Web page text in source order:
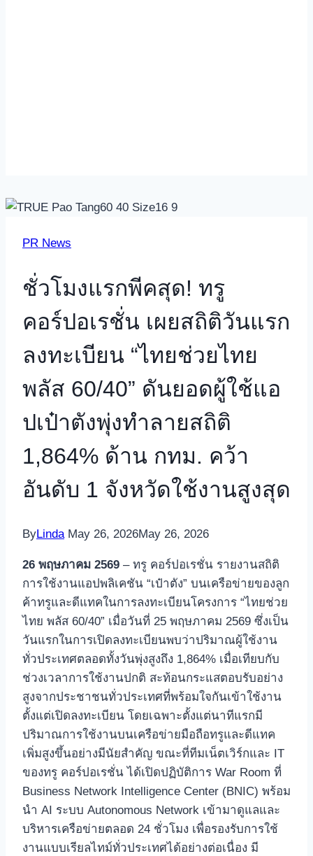
PR News
ชั่วโมงแรกพีคสุด! ทรู
คอร์ปอเรชั่น เผยสถิติวันแรก
ลงทะเบียน “ไทยช่วยไทย
พลัส 60/40” ดันยอดผู้ใช้แอ
ปเป๋าตังพุ่งทำลายสถิติ
1,864% ด้าน กทม. คว้า
อันดับ 1 จังหวัดใช้งานสูงสุด
ByLinda May 26, 2026May 26, 2026
26 พฤษภาคม 2569 – ทรู คอร์ปอเรชั่น รายงานสถิติ
การใช้งานแอปพลิเคชัน “เป๋าตัง” บนเครือข่ายของลูก
ค้าทรูและดีแทคในการลงทะเบียนโครงการ “ไทยช่วย
ไทย พลัส 60/40” เมื่อวันที่ 25 พฤษภาคม 2569 ซึ่งเป็น
วันแรกในการเปิดลงทะเบียนพบว่าปริมาณผู้ใช้งาน
ทั่วประเทศตลอดทั้งวันพุ่งสูงถึง 1,864% เมื่อเทียบกับ
ช่วงเวลาการใช้งานปกติ สะท้อนกระแสตอบรับอย่าง
สูงจากประชาชนทั่วประเทศที่พร้อมใจกันเข้าใช้งาน
ตั้งแต่เปิดลงทะเบียน โดยเฉพาะตั้งแต่นาทีแรกมี
ปริมาณการใช้งานบนเครือข่ายมือถือทรูและดีแทค
เพิ่มสูงขึ้นอย่างมีนัยสำคัญ ขณะที่ทีมเน็ตเวิร์กและ IT
ของทรู คอร์ปอเรชั่น ได้เปิดปฏิบัติการ War Room ที่
Business Network Intelligence Center (BNIC) พร้อม
นำ AI ระบบ Autonomous Network เข้ามาดูแลและ
บริหารเครือข่ายตลอด 24 ชั่วโมง เพื่อรองรับการใช้
งานแบบเรียลไทม์ทั่วประเทศได้อย่างต่อเนื่อง มี